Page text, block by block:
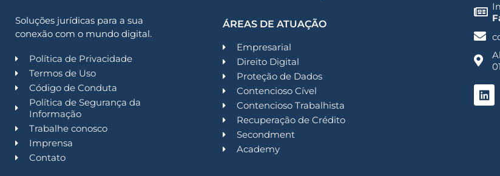
Soluções jurídicas para a sua
conexão com o mundo digital.
Política de Privacidade
Termos de Uso
Código de Conduta
Política de Segurança da
Informação
Trabalhe conosco
Imprensa
Contato
ÁREAS DE ATUAÇÃO
Empresarial
Direito Digital
Proteção de Dados
Contencioso Cível
Contencioso Trabalhista
Recuperação de Crédito
Secondment
Academy